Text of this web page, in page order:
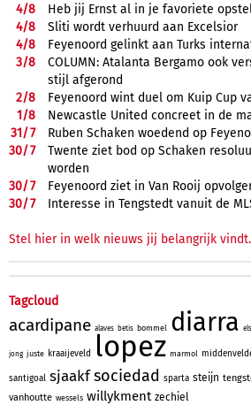
4/8
Heb jij Ernst al in je favoriete
4/8
Sliti wordt verhuurd aan Excelsior
4/8
Feyenoord gelinkt aan Turks
3/8
COLUMN: Atalanta Bergamo ook
stijl afgerond
2/8
Feyenoord wint duel om Kuip Cup
1/8
Newcastle United concreet in de
31/7
Ruben Schaken woedend op
30/7
Twente ziet bod op Schaken
worden
30/7
Feyenoord ziet in Van Rooij
30/7 Interesse in Tengstedt vanuit de
Stel hier in welk nieuws jij belangrijk vindt.
Tagcloud
acardipane alaves betis bommel diarra
jong juste kraaijeveld lopez marmol
santigoal sjaakfsociedad sparta steijn
vanhoutte wessels willykment zechiel